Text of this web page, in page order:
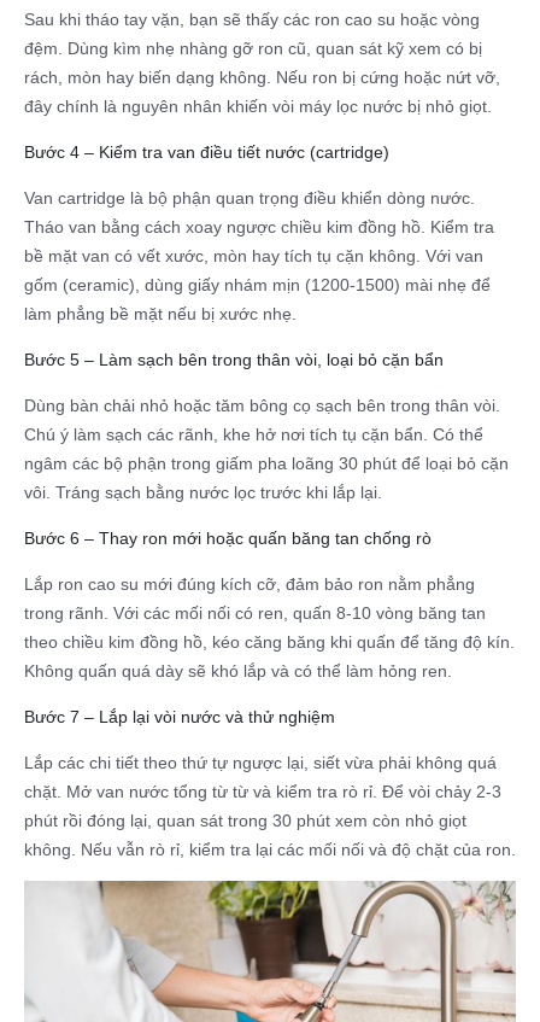
Sau khi tháo tay vặn, bạn sẽ thấy các ron cao su hoặc vòng
đệm. Dùng kìm nhẹ nhàng gỡ ron cũ, quan sát kỹ xem có bị
rách, mòn hay biến dạng không. Nếu ron bị cứng hoặc nứt vỡ,
đây chính là nguyên nhân khiến vòi máy lọc nước bị nhỏ giọt.
Bước 4 – Kiểm tra van điều tiết nước (cartridge)
Van cartridge là bộ phận quan trọng điều khiển dòng nước.
Tháo van bằng cách xoay ngược chiều kim đồng hồ. Kiểm tra
bề mặt van có vết xước, mòn hay tích tụ cặn không. Với van
gốm (ceramic), dùng giấy nhám mịn (1200-1500) mài nhẹ để
làm phẳng bề mặt nếu bị xước nhẹ.
Bước 5 – Làm sạch bên trong thân vòi, loại bỏ cặn bẩn
Dùng bàn chải nhỏ hoặc tăm bông cọ sạch bên trong thân vòi.
Chú ý làm sạch các rãnh, khe hở nơi tích tụ cặn bẩn. Có thể
ngâm các bộ phận trong giấm pha loãng 30 phút để loại bỏ cặn
vôi. Tráng sạch bằng nước lọc trước khi lắp lại.
Bước 6 – Thay ron mới hoặc quấn băng tan chống rò
Lắp ron cao su mới đúng kích cỡ, đảm bảo ron nằm phẳng
trong rãnh. Với các mối nối có ren, quấn 8-10 vòng băng tan
theo chiều kim đồng hồ, kéo căng băng khi quấn để tăng độ kín.
Không quấn quá dày sẽ khó lắp và có thể làm hỏng ren.
Bước 7 – Lắp lại vòi nước và thử nghiệm
Lắp các chi tiết theo thứ tự ngược lại, siết vừa phải không quá
chặt. Mở van nước tổng từ từ và kiểm tra rò rỉ. Để vòi chảy 2-3
phút rồi đóng lại, quan sát trong 30 phút xem còn nhỏ giọt
không. Nếu vẫn rò rỉ, kiểm tra lại các mối nối và độ chặt của ron.